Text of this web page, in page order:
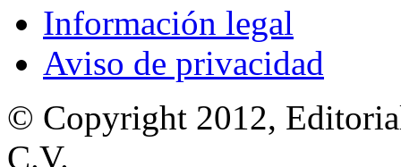
Información legal
Aviso de privacidad
© Copyright 2012,
C.V.